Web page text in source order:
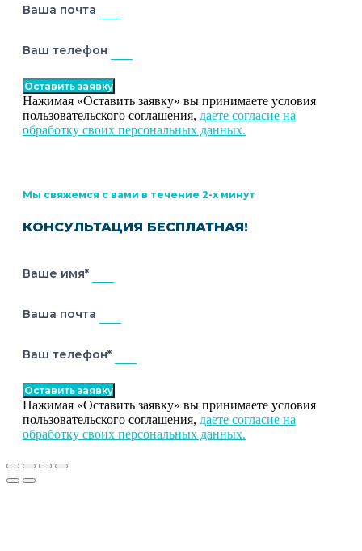
Ваша почта
Ваш телефон
Оставить заявку
Нажимая «Оставить заявку» вы принимаете условия
пользовательского соглашения, даете согласие на
обработку своих персональных данных.
Мы свяжемся с вами в течение 2-х минут
КОНСУЛЬТАЦИЯ БЕСПЛАТНАЯ!
Ваше имя*
Ваша почта
Ваш телефон*
Оставить заявку
Нажимая «Оставить заявку» вы принимаете условия
пользовательского соглашения, даете согласие на
обработку своих персональных данных.